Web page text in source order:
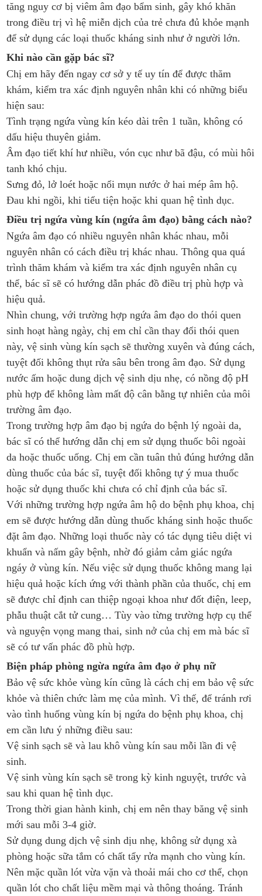
tăng nguy cơ bị viêm âm đạo bẩm sinh, gây khó khăn
trong điều trị vì hệ miễn dịch của trẻ chưa đủ khỏe mạnh
để sử dụng các loại thuốc kháng sinh như ở người lớn.
Khi nào cần gặp bác sĩ?
Chị em hãy đến ngay cơ sở y tế uy tín để được thăm
khám, kiểm tra xác định nguyên nhân khi có những biểu
hiện sau:
Tình trạng ngứa vùng kín kéo dài trên 1 tuần, không có
dấu hiệu thuyên giảm.
Âm đạo tiết khí hư nhiều, vón cục như bã đậu, có mùi hôi
tanh khó chịu.
Sưng đỏ, lở loét hoặc nổi mụn nước ở hai mép âm hộ.
Đau khi ngồi, khi tiểu tiện hoặc khi quan hệ tình dục.
Điều trị ngứa vùng kín (ngứa âm đạo) bằng cách nào?
Ngứa âm đạo có nhiều nguyên nhân khác nhau, mỗi
nguyên nhân có cách điều trị khác nhau. Thông qua quá
trình thăm khám và kiểm tra xác định nguyên nhân cụ
thể, bác sĩ sẽ có hướng dẫn phác đồ điều trị phù hợp và
hiệu quả.
Nhìn chung, với trường hợp ngứa âm đạo do thói quen
sinh hoạt hàng ngày, chị em chỉ cần thay đổi thói quen
này, vệ sinh vùng kín sạch sẽ thường xuyên và đúng cách,
tuyệt đối không thụt rửa sâu bên trong âm đạo. Sử dụng
nước ấm hoặc dung dịch vệ sinh dịu nhẹ, có nồng độ pH
phù hợp để không làm mất độ cân bằng tự nhiên của môi
trường âm đạo.
Trong trường hợp âm đạo bị ngứa do bệnh lý ngoài da,
bác sĩ có thể hướng dẫn chị em sử dụng thuốc bôi ngoài
da hoặc thuốc uống. Chị em cần tuân thủ đúng hướng dẫn
dùng thuốc của bác sĩ, tuyệt đối không tự ý mua thuốc
hoặc sử dụng thuốc khi chưa có chỉ định của bác sĩ.
Với những trường hợp ngứa âm hộ do bệnh phụ khoa, chị
em sẽ được hướng dẫn dùng thuốc kháng sinh hoặc thuốc
đặt âm đạo. Những loại thuốc này có tác dụng tiêu diệt vi
khuẩn và nấm gây bệnh, nhờ đó giảm cảm giác ngứa
ngáy ở vùng kín. Nếu việc sử dụng thuốc không mang lại
hiệu quả hoặc kích ứng với thành phần của thuốc, chị em
sẽ được chỉ định can thiệp ngoại khoa như đốt điện, leep,
phẫu thuật cắt tử cung… Tùy vào từng trường hợp cụ thể
và nguyện vọng mang thai, sinh nở của chị em mà bác sĩ
sẽ có tư vấn phác đồ phù hợp.
Biện pháp phòng ngừa ngứa âm đạo ở phụ nữ
Bảo vệ sức khỏe vùng kín cũng là cách chị em bảo vệ sức
khỏe và thiên chức làm mẹ của mình. Vì thế, để tránh rơi
vào tình huống vùng kín bị ngứa do bệnh phụ khoa, chị
em cần lưu ý những điều sau:
Vệ sinh sạch sẽ và lau khô vùng kín sau mỗi lần đi vệ
sinh.
Vệ sinh vùng kín sạch sẽ trong kỳ kinh nguyệt, trước và
sau khi quan hệ tình dục.
Trong thời gian hành kinh, chị em nên thay băng vệ sinh
mới sau mỗi 3-4 giờ.
Sử dụng dung dịch vệ sinh dịu nhẹ, không sử dụng xà
phòng hoặc sữa tắm có chất tẩy rửa mạnh cho vùng kín.
Nên mặc quần lót vừa vặn và thoải mái cho cơ thể, chọn
quần lót cho chất liệu mềm mại và thông thoáng. Tránh